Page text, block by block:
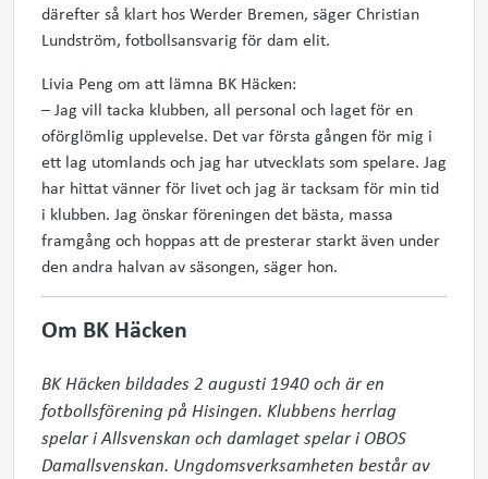
därefter så klart hos Werder Bremen, säger Christian
Lundström, fotbollsansvarig för dam elit.
Livia Peng om att lämna BK Häcken:
– Jag vill tacka klubben, all personal och laget för en
oförglömlig upplevelse. Det var första gången för mig i
ett lag utomlands och jag har utvecklats som spelare. Jag
har hittat vänner för livet och jag är tacksam för min tid
i klubben. Jag önskar föreningen det bästa, massa
framgång och hoppas att de presterar starkt även under
den andra halvan av säsongen, säger hon.
Om BK Häcken
BK Häcken bildades 2 augusti 1940 och är en
fotbollsförening på Hisingen. Klubbens herrlag
spelar i Allsvenskan och damlaget spelar i OBOS
Damallsvenskan. Ungdomsverksamheten består av